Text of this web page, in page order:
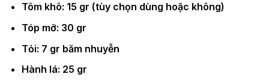
Tôm khô: 15 gr (tùy chọn dùng hoặc không)
Tóp mỡ: 30 gr
Tỏi: 7 gr băm nhuyễn
Hành lá: 25 gr